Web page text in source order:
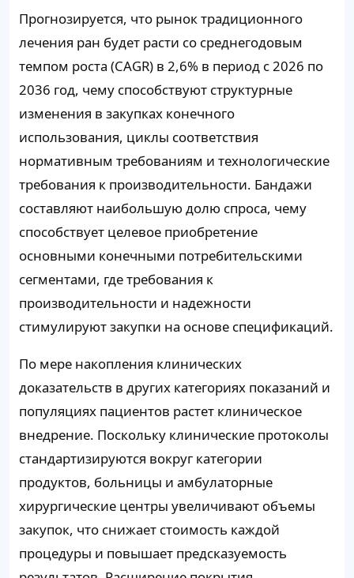
Прогнозируется, что рынок традиционного
лечения ран будет расти со среднегодовым
темпом роста (CAGR) в 2,6% в период с 2026 по
2036 год, чему способствуют структурные
изменения в закупках конечного
использования, циклы соответствия
нормативным требованиям и технологические
требования к производительности. Бандажи
составляют наибольшую долю спроса, чему
способствует целевое приобретение
основными конечными потребительскими
сегментами, где требования к
производительности и надежности
стимулируют закупки на основе спецификаций.
По мере накопления клинических
доказательств в других категориях показаний и
популяциях пациентов растет клиническое
внедрение. Поскольку клинические протоколы
стандартизируются вокруг категории
продуктов, больницы и амбулаторные
хирургические центры увеличивают объемы
закупок, что снижает стоимость каждой
процедуры и повышает предсказуемость